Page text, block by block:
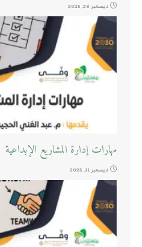
ديسمبر 28, 2025
مهارات إدارة المشاريع الإبداعية
ديسمبر 11, 2025